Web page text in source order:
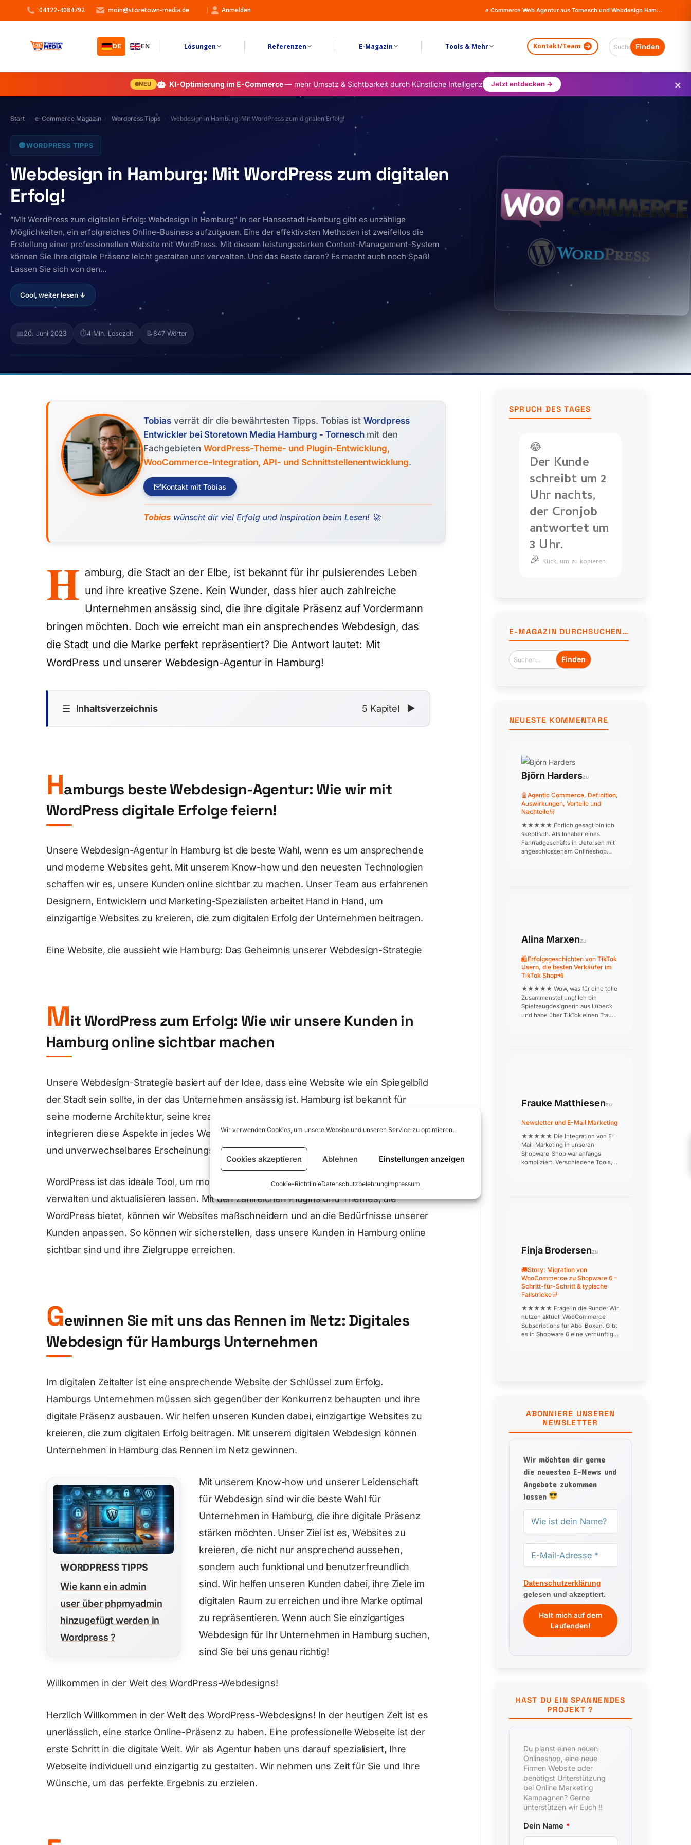
Wir verwenden Cookies, um unsere Website und unseren Service zu optimieren.
Cookies akzeptieren Ablehnen Einstellungen anzeigen
Cookie-RichtlinieDatenschutzbelehrungImpressum
04122-4084792 moin@storetown-media.de | Anmelden e Commerce Web Agentur aus Tornesch und Webdesign Hamburg - Online Shops, Firma Website Erstellung - Magento - Wordpress - WooCommerce
DE EN Lösungen Referenzen E-Magazin Tools & Mehr Kontakt/Team
NEU KI-Optimierung im E-Commerce— mehr Umsatz & Sichtbarkeit durch Künstliche Intelligenz Jetzt entdecken → ×
Start e-Commerce Magazin Wordpress Tipps Webdesign in Hamburg: Mit WordPress zum digitalen Erfolg!
🔘WORDPRESS TIPPS
Webdesign in Hamburg: Mit WordPress zum digitalen
Erfolg!
"Mit WordPress zum digitalen Erfolg: Webdesign in Hamburg" In der Hansestadt Hamburg gibt es unzählige
Möglichkeiten, ein erfolgreiches Online-Business aufzubauen. Eine der effektivsten Methoden ist zweifellos die
Erstellung einer professionellen Website mit WordPress. Mit diesem leistungsstarken Content-Management-System
können Sie Ihre digitale Präsenz leicht gestalten und verwalten. Und das Beste daran? Es macht auch noch Spaß!
Lassen Sie sich von den…
Cool, weiter lesen ↓
📅 20. Juni 2023 ⏱️4 Min. Lesezeit 📝847 Wörter
Tobias verrät dir die bewährtesten Tipps. Tobias ist Wordpress
Entwickler bei Storetown Media Hamburg - Tornesch mit den
Fachgebieten WordPress-Theme- und Plugin-Entwicklung,
WooCommerce-Integration, API- und Schnittstellenentwicklung.
Kontakt mit Tobias
Tobias wünscht dir viel Erfolg und Inspiration beim Lesen! 🚀
H amburg, die Stadt an der Elbe, ist bekannt für ihr pulsierendes Leben
und ihre kreative Szene. Kein Wunder, dass hier auch zahlreiche
Unternehmen ansässig sind, die ihre digitale Präsenz auf Vordermann
bringen möchten. Doch wie erreicht man ein ansprechendes Webdesign, das
die Stadt und die Marke perfekt repräsentiert? Die Antwort lautet: Mit
WordPress und unserer Webdesign-Agentur in Hamburg!
☰ Inhaltsverzeichnis 5 Kapitel ▼
Hamburgs beste Webdesign-Agentur: Wie wir mit
WordPress digitale Erfolge feiern!
Unsere Webdesign-Agentur in Hamburg ist die beste Wahl, wenn es um ansprechende
und moderne Websites geht. Mit unserem Know-how und den neuesten Technologien
schaffen wir es, unsere Kunden online sichtbar zu machen. Unser Team aus erfahrenen
Designern, Entwicklern und Marketing-Spezialisten arbeitet Hand in Hand, um
einzigartige Websites zu kreieren, die zum digitalen Erfolg der Unternehmen beitragen.
Eine Website, die aussieht wie Hamburg: Das Geheimnis unserer Webdesign-Strategie
Mit WordPress zum Erfolg: Wie wir unsere Kunden in
Hamburg online sichtbar machen
Unsere Webdesign-Strategie basiert auf der Idee, dass eine Website wie ein Spiegelbild
der Stadt sein sollte, in der das Unternehmen ansässig ist. Hamburg ist bekannt für
seine moderne Architektur, seine kreative Szene und seine maritime Atmosphäre. Wir
integrieren diese Aspekte in jedes Webdesign-Projekt und schaffen so ein einzigartiges
und unverwechselbares Erscheinungsbild.
WordPress ist das ideale Tool, um moderne Websites zu erstellen, die sich einfach
verwalten und aktualisieren lassen. Mit den zahlreichen Plugins und Themes, die
WordPress bietet, können wir Websites maßschneidern und an die Bedürfnisse unserer
Kunden anpassen. So können wir sicherstellen, dass unsere Kunden in Hamburg online
sichtbar sind und ihre Zielgruppe erreichen.
Gewinnen Sie mit uns das Rennen im Netz: Digitales
Webdesign für Hamburgs Unternehmen
Im digitalen Zeitalter ist eine ansprechende Website der Schlüssel zum Erfolg.
Hamburgs Unternehmen müssen sich gegenüber der Konkurrenz behaupten und ihre
digitale Präsenz ausbauen. Wir helfen unseren Kunden dabei, einzigartige Websites zu
kreieren, die zum digitalen Erfolg beitragen. Mit unserem digitalen Webdesign können
Unternehmen in Hamburg das Rennen im Netz gewinnen.
WORDPRESS TIPPS
Wie kann ein admin
user über phpmyadmin
hinzugefügt werden in
Wordpress ?
Mit unserem Know-how und unserer Leidenschaft
für Webdesign sind wir die beste Wahl für
Unternehmen in Hamburg, die ihre digitale Präsenz
stärken möchten. Unser Ziel ist es, Websites zu
kreieren, die nicht nur ansprechend aussehen,
sondern auch funktional und benutzerfreundlich
sind. Wir helfen unseren Kunden dabei, ihre Ziele im
digitalen Raum zu erreichen und ihre Marke optimal
zu repräsentieren. Wenn auch Sie einzigartiges
Webdesign für Ihr Unternehmen in Hamburg suchen,
sind Sie bei uns genau richtig!
Willkommen in der Welt des WordPress-Webdesigns!
Herzlich Willkommen in der Welt des WordPress-Webdesigns! In der heutigen Zeit ist es
unerlässlich, eine starke Online-Präsenz zu haben. Eine professionelle Webseite ist der
erste Schritt in die digitale Welt. Wir als Agentur haben uns darauf spezialisiert, Ihre
Webseite individuell und einzigartig zu gestalten. Wir nehmen uns Zeit für Sie und Ihre
Wünsche, um das perfekte Ergebnis zu erzielen.
SPRUCH DES TAGES
😂
Der Kunde
schreibt um 2
Uhr nachts,
der Cronjob
antwortet um
3 Uhr.
🎉 Klick, um zu kopieren
Uhr
nachts,
3
Uhr.
E-MAGAZIN DURCHSUCHEN…
NEUESTE KOMMENTARE
Björn Harderszu
🤖Agentic Commerce, Definition,
Auswirkungen, Vorteile und
Nachteile🛒
★★★★★ Ehrlich gesagt bin ich
skeptisch. Als Inhaber eines
Fahrradgeschäfts in Uetersen mit
angeschlossenem Onlineshop
Alina Marxenzu
🛍️Erfolgsgeschichten von TikTok
Usern, die besten Verkäufer im
TikTok Shop📲
★★★★★ Wow, was für eine tolle
Zusammenstellung! Ich bin
Spielzeugdesignerin aus Lübeck
und habe über TikTok einen Traum
Frauke Matthiesenzu
Newsletter und E-Mail Marketing
★★★★★ Die Integration von E-
Mail-Marketing in unseren
Shopware-Shop war anfangs
kompliziert. Verschiedene Tools,
Finja Brodersenzu
🚚Story: Migration von
WooCommerce zu Shopware 6 –
Schritt-für-Schritt & typische
Fallstricke🛒
★★★★★ Frage in die Runde: Wir
nutzen aktuell WooCommerce
Subscriptions für Abo-Boxen. Gibt
es in Shopware 6 eine vernünftige
ABONNIERE UNSEREN
NEWSLETTER
Wir möchten dir gerne
die neuesten E-News und
Angebote zukommen
lassen
Datenschutzerklärung
gelesen und akzeptiert.
HAST DU EIN SPANNENDES
PROJEKT ?
Du planst einen neuen
Onlineshop, eine neue
Firmen Website oder
benötigst Unterstützung
bei Online Marketing
Kampagnen? Gerne
unterstützen wir Euch !!
Dein Name *